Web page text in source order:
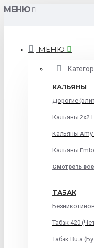
МЕНЮ
МЕНЮ
КАЛЬЯНЫ
Дорогие
Кальяны 2х2
Кальяны Amy
Кальяны
Смотреть
ТАБАК
Табак 420
Табак Buta